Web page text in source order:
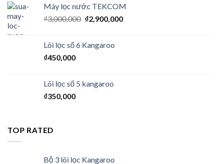
Máy lọc nước TEKCOM
₫3,000,000 ₫2,900,000
Lõi lọc số 6 Kangaroo
₫450,000
Lõi lọc số 5 kangaroo
₫350,000
TOP RATED
Bộ 3 lõi lọc Kangaroo